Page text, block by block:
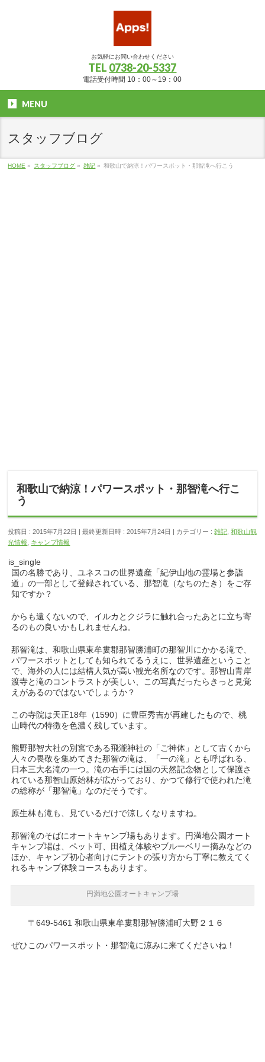
お気軽にお問い合わせください
TEL 0738-20-5337
電話受付時間 10：00～19：00
MENU
スタッフブログ
HOME » スタッフブログ » 雑記 » 和歌山で納涼！パワースポット・那智滝へ行こう
和歌山で納涼！パワースポット・那智滝へ行こ
う
投稿日 : 2015年7月22日 最終更新日時 : 2015年7月24日 カテゴリー :雑記 ,和歌山観
光情報
キャンプ情報
is_single
国の名勝であり、ユネスコの世界遺産「紀伊山地の霊場と参詣
道」の一部として登録されている、那智滝（なちのたき）をご存
知ですか？
からも遠くないので、イルカとクジラに触れ合ったあとに立ち寄
るのもの良いかもしれませんね。
那智滝は、和歌山県東牟婁郡那智勝浦町の那智川にかかる滝で、
パワースポットとしても知られてるうえに、世界遺産ということ
で、海外の人には結構人気が高い観光名所なのです。那智山青岸
渡寺と滝のコントラストが美しい、この写真だったらきっと見覚
えがあるのではないでしょうか？
この寺院は天正18年（1590）に豊臣秀吉が再建したもので、桃
山時代の特徴を色濃く残しています。
熊野那智大社の別宮である飛瀧神社の「ご神体」として古くから
人々の畏敬を集めてきた那智の滝は、「一の滝」とも呼ばれる、
日本三大名滝の一つ。滝の右手には国の天然記念物として保護さ
れている那智山原始林が広がっており、かつて修行で使われた滝
の総称が「那智滝」なのだそうです。
原生林も滝も、見ているだけで涼しくなりますね。
那智滝のそばにオートキャンプ場もあります。円満地公園オート
キャンプ場は、ペット可、田植え体験やブルーベリー摘みなどの
ほか、キャンプ初心者向けにテントの張り方から丁寧に教えてく
れるキャンプ体験コースもあります。
円満地公園オートキャンプ場
〒649-5461 和歌山県東牟婁郡那智勝浦町大野２１６
ぜひこのパワースポット・那智滝に涼みに来てくださいね！